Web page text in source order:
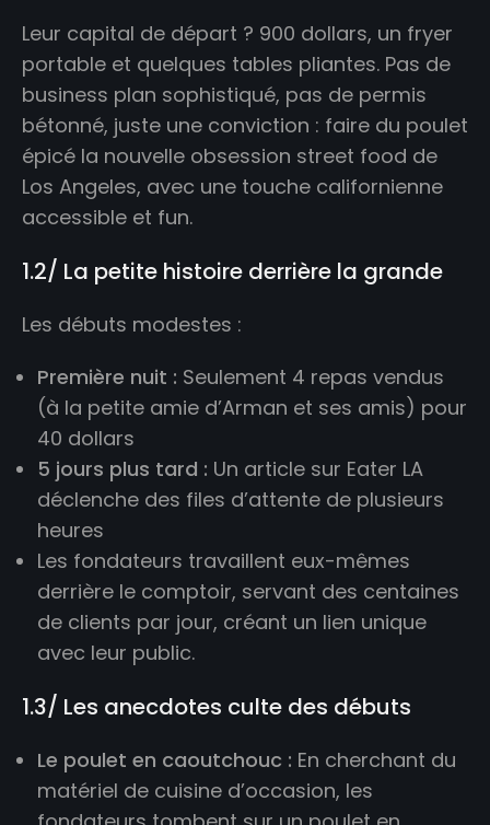
Leur capital de départ ? 900 dollars, un fryer
portable et quelques tables pliantes. Pas de
business plan sophistiqué, pas de permis
bétonné, juste une conviction : faire du poulet
épicé la nouvelle obsession street food de
Los Angeles, avec une touche californienne
accessible et fun.
1.2/ La petite histoire derrière la grande
Les débuts modestes :
Première nuit : Seulement 4 repas vendus
(à la petite amie d’Arman et ses amis) pour
40 dollars
5 jours plus tard : Un article sur Eater LA
déclenche des files d’attente de plusieurs
heures
Les fondateurs travaillent eux-mêmes
derrière le comptoir, servant des centaines
de clients par jour, créant un lien unique
avec leur public.
1.3/ Les anecdotes culte des débuts
Le poulet en caoutchouc : En cherchant du
matériel de cuisine d’occasion, les